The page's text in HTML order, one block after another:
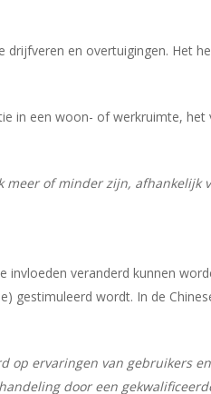
Go To Shop
drijfveren en overtuigingen. Het
in een woon- of werkruimte,
of minder zijn, afhankelijk
veranderd kunnen
gestimuleerd wordt. In de
op ervaringen van gebruikers en
door een